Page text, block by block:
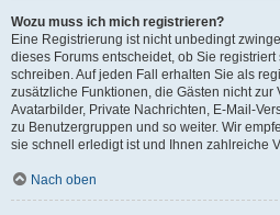
Wozu muss ich mich registrieren?
Eine Registrierung ist nicht unbedingt
dieses Forums entscheidet, ob Sie
schreiben. Auf jeden Fall erhalten Sie als
zusätzliche Funktionen, die Gästen nicht zur
Avatarbilder, Private Nachrichten, E-Mail-
zu Benutzergruppen und so weiter. Wir
sie schnell erledigt ist und Ihnen zahlreiche
Nach oben